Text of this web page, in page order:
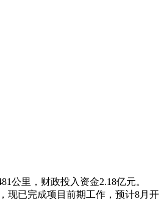
公里，财政投入资金2.18亿元。
现已完成项目前期工作，预计8月开